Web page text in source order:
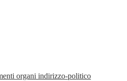
organi indirizzo-politico